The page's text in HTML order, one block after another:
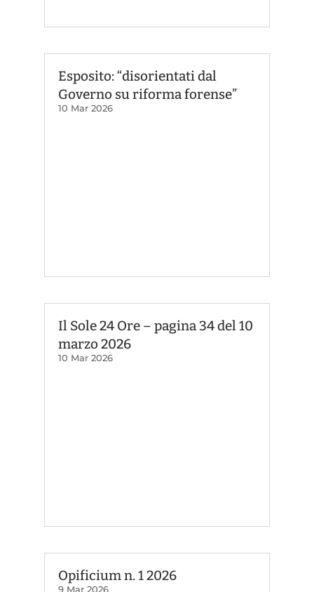
Esposito: “disorientati dal
Governo su riforma forense”
10 Mar 2026
Il Sole 24 Ore – pagina 34 del 10
marzo 2026
10 Mar 2026
Opificium n. 1 2026
9 Mar 2026